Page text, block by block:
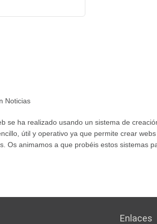
Noticias
se ha realizado usando un sistema de
útil y operativo ya que permite crear
Os animamos a que probéis estos sistemas
Enlaces